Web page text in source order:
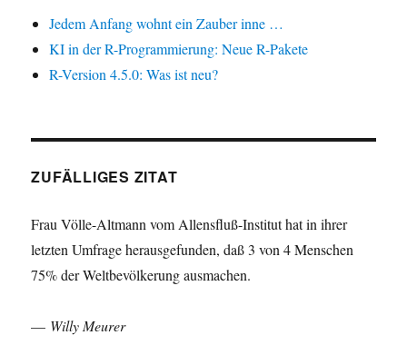
Jedem Anfang wohnt ein Zauber inne …
KI in der R-Programmierung: Neue R-Pakete
R-Version 4.5.0: Was ist neu?
ZUFÄLLIGES ZITAT
Frau Völle-Altmann vom Allensfluß-Institut hat in ihrer
letzten Umfrage herausgefunden, daß 3 von 4 Menschen
75% der Weltbevölkerung ausmachen.
— Willy Meurer